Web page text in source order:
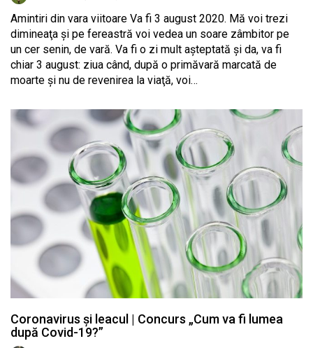
Amintiri din vara viitoare Va fi 3 august 2020. Mă voi trezi
dimineaţa şi pe fereastră voi vedea un soare zâmbitor pe
un cer senin, de vară. Va fi o zi mult aşteptată şi da, va fi
chiar 3 august: ziua când, după o primăvară marcată de
moarte şi nu de revenirea la viaţă, voi…
Coronavirus și leacul | Concurs „Cum va fi lumea
după Covid-19?”